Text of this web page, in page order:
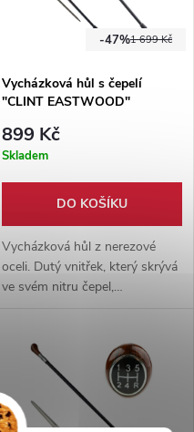
Nádherně zpracovaná hůl,
sloužící jako doplněk na
vycházky. Hlavice v podobě
Nerezová čepel skrytá uvnitř.
Nejedná se o zdravotnickou
pomůcku.
1 699 Kč
-47%
Vycházková hůl s čepelí
"CLINT EASTWOOD"
899 Kč
Skladem
DO KOŠÍKU
Vycházková hůl z nerezové
oceli. Dutý vnitřek, který skrývá
ve svém nitru čepel,